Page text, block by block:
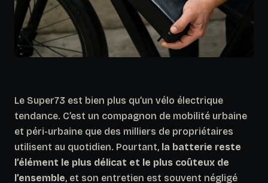
Le Super73 est bien plus qu’un vélo électrique
tendance. C’est un compagnon de mobilité urbaine
et péri-urbaine que des milliers de propriétaires
utilisent au quotidien. Pourtant, la batterie reste
l’élément le plus délicat et le plus coûteux de
l’ensemble, et son entretien est souvent négligé